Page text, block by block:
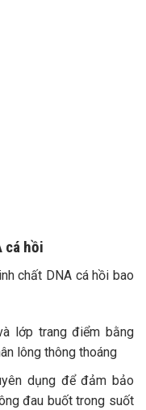
cá hồi
chất DNA cá hồi bao
lớp trang điểm bằng
lông thông thoáng
dụng để đảm bảo
đau buốt trong suốt